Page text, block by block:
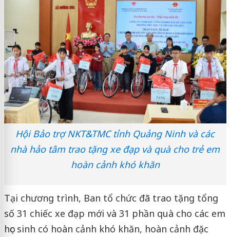
Hội Bảo trợ NKT&TMC tỉnh Quảng Ninh và các
nhà hảo tâm trao tặng xe đạp và quà cho trẻ em
hoàn cảnh khó khăn
Tại chương trình, Ban tổ chức đã trao tặng tổng
số 31 chiếc xe đạp mới và 31 phần quà cho các em
học sinh có hoàn cảnh khó khăn, hoàn cảnh đặc